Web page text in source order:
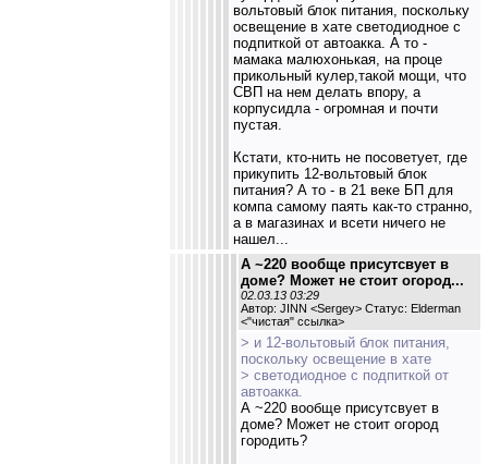
вольтовый блок питания, поскольку
освещение в хате светодиодное с
подпиткой от автоакка. А то -
мамака малюхонькая, на проце
прикольный кулер,такой мощи, что
СВП на нем делать впору, а
корпусидла - огромная и почти
пустая.
Кстати, кто-нить не посоветует, где
прикупить 12-вольтовый блок
питания? А то - в 21 веке БП для
компа самому паять как-то странно,
а в магазинах и всети ничего не
нашел...
А ~220 вообще присутсвует в
доме? Может не стоит огород...
02.03.13 03:29
Автор: JINN <Sergey> Статус: Elderman
<"чистая" ссылка>
> и 12-вольтовый блок питания,
поскольку освещение в хате
> светодиодное с подпиткой от
автоакка.
А ~220 вообще присутсвует в
доме? Может не стоит огород
городить?